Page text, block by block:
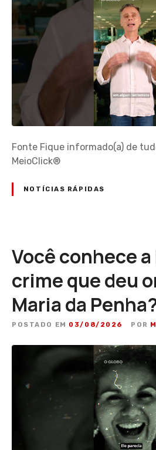
Fonte Fique informado(a) de
MeioClick®
NOTÍCIAS RÁPIDAS
Você conhece
crime que deu
Maria da
POSTADO EM 03/08/2026 POR